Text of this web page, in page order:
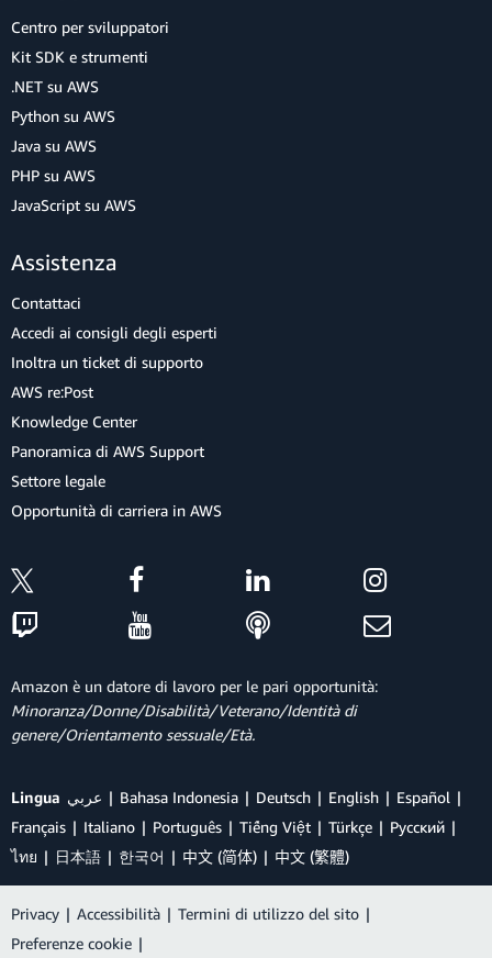
Centro per sviluppatori
Kit SDK e strumenti
.NET su AWS
Python su AWS
Java su AWS
PHP su AWS
JavaScript su AWS
Assistenza
Contattaci
Accedi ai consigli degli esperti
Inoltra un ticket di supporto
AWS re:Post
Knowledge Center
Panoramica di AWS Support
Settore legale
Opportunità di carriera in AWS
Amazon è un datore di lavoro per le pari opportunità:
Minoranza/Donne/Disabilità/Veterano/Identità di
genere/Orientamento sessuale/Età.
Lingua عربي Bahasa Indonesia Deutsch English
Español
Français
Italiano Português Tiếng Việt Türkçe
Ρусский
ไทย
日本語 한국어 中文 (简体) 中文 (繁體)
Privacy | Accessibilità | Termini di utilizzo del sito |
Preferenze cookie |